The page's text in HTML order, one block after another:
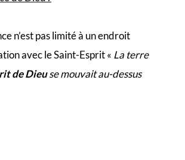
n’est pas limité à un endroit
avec le Saint-Esprit « La terre
de Dieuse mouvait au-dessus